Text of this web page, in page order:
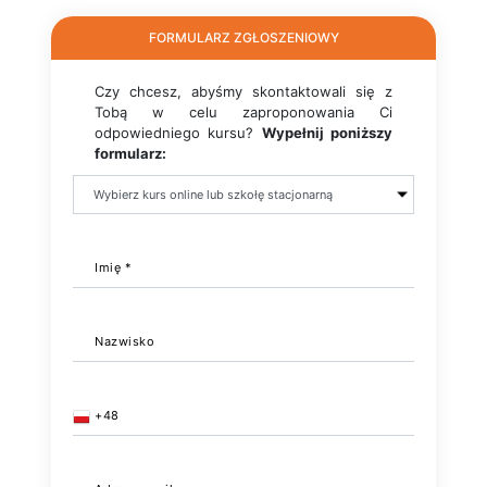
FORMULARZ ZGŁOSZENIOWY
Czy chcesz, abyśmy skontaktowali się z
Tobą w celu zaproponowania Ci
odpowiedniego kursu? Wypełnij poniższy
formularz:
Imię *
Nazwisko
+48